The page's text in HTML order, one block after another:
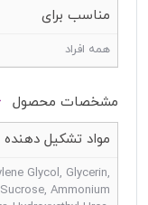
مناسب برای
همه افراد
مشخصات محصول
مواد تشکیل دهنده
Glycol, Glycerin,
Ammonium